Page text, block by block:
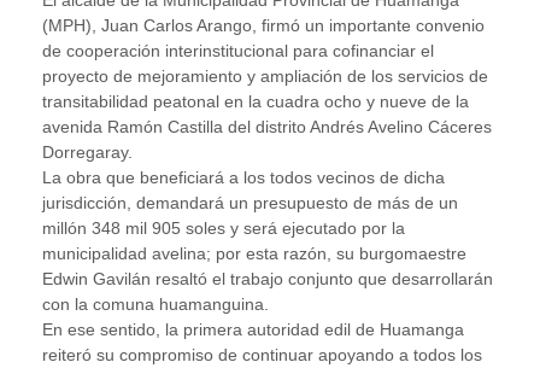
(MPH), Juan Carlos Arango, firmó un importante convenio
de cooperación interinstitucional para cofinanciar el
proyecto de mejoramiento y ampliación de los servicios de
transitabilidad peatonal en la cuadra ocho y nueve de la
avenida Ramón Castilla del distrito Andrés Avelino Cáceres
Dorregaray.
La obra que beneficiará a los todos vecinos de dicha
jurisdicción, demandará un presupuesto de más de un
millón 348 mil 905 soles y será ejecutado por la
municipalidad avelina; por esta razón, su burgomaestre
Edwin Gavilán resaltó el trabajo conjunto que desarrollarán
con la comuna huamanguina.
En ese sentido, la primera autoridad edil de Huamanga
reiteró su compromiso de continuar apoyando a todos los